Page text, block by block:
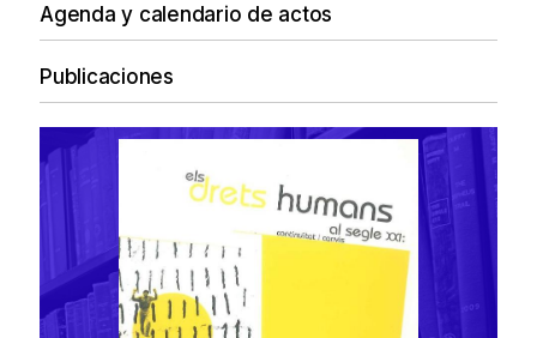
Agenda y calendario de actos
Publicaciones